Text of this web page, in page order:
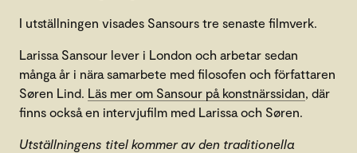
I utställningen visades Sansours tre senaste filmverk.
Larissa Sansour lever i London och arbetar sedan
många år i nära samarbete med filosofen och författaren
Søren Lind. Läs mer om Sansour på konstnärssidan, där
finns också en intervjufilm med Larissa och Søren.
Utställningens titel kommer av den traditionella